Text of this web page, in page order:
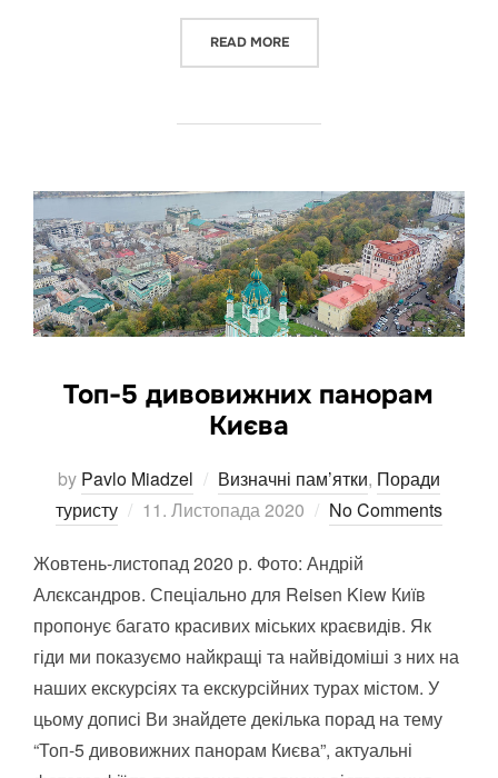
READ MORE“ЗОЛОТІ ВОРОТА ТА ОКОЛИЦІ”
Топ-5 дивовижних панорам
Києва
by Pavlo Miadzel Визначні пам’ятки, Поради
туристу
Posted
11. Листопада 2020 No Comments
Жовтень-листопад 2020 р. Фото: Андрій
Алєксандров. Спеціально для Reisen Kiew Київ
пропонує багато красивих міських краєвидів. Як
гіди ми показуємо найкращі та найвідоміші з них на
наших екскурсіях та екскурсійних турах містом. У
цьому дописі Ви знайдете декілька порад на тему
“Топ-5 дивовижних панорам Києва”, актуальні